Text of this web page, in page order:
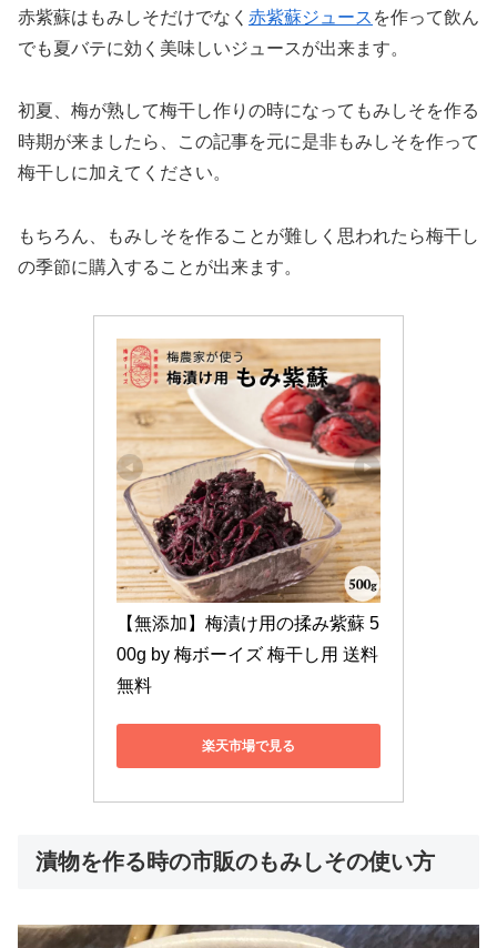
赤紫蘇はもみしそだけでなく 赤紫蘇ジュース を作って飲ん
でも夏バテに効く美味しいジュースが出来ます。
初夏、梅が熟して梅干し作りの時になってもみしそを作る
時期が来ましたら、この記事を元に是非もみしそを作って
梅干しに加えてください。
もちろん、もみしそを作ることが難しく思われたら梅干し
の季節に購入することが出来ます。
【無添加】梅漬け用の揉み紫蘇 5
00g by 梅ボーイズ 梅干し用 送料
無料
楽天市場で見る
漬物を作る時の市販のもみしその使い方